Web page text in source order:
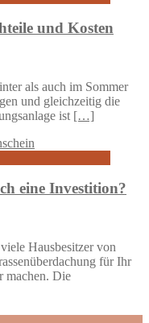
und Kosten
als auch im Sommer
und gleichzeitig die
ist […]
eine Investition?
Hausbesitzer von
für Ihr
machen. Die